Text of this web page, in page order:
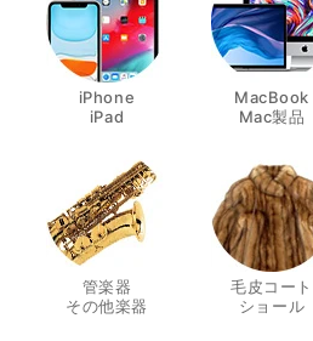
iPhone
iPad
MacBook
Mac製品
管楽器
その他楽器
毛皮コート
ショール